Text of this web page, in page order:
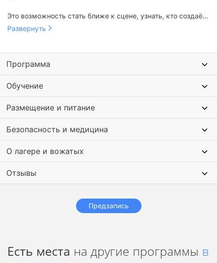
Это возможность стать ближе к сцене, узнать, кто создаёт
потрясающую атмосферу во время выступлений,
Но лагерь — это не только работа и знания. Это атмосфера
детства, ярких игровых моментов, личных тайн на
вечерних огоньках. На смене детей ждет:
образовательная программа,
спортивные мероприятия,
интеллектуальные квесты,
шумные дискотеки.
Развернуть
Программа
Обучение
Размещение и питание
Безопасность и медицина
О лагере и вожатых
Отзывы
Предзапись
Есть места на другие программы в